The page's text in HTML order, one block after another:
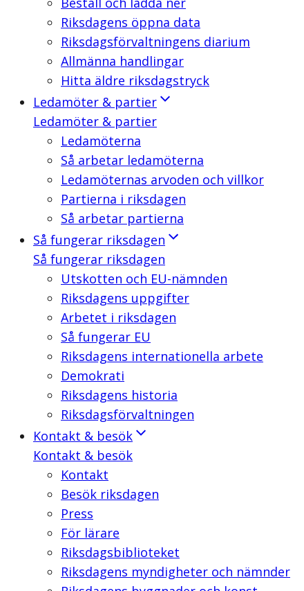
Riksdagens öppna data
Riksdagsförvaltningens diarium
Allmänna handlingar
Hitta äldre riksdagstryck
Ledamöter & partier
Ledamöter & partier
Ledamöterna
Så arbetar ledamöterna
Ledamöternas arvoden och villkor
Partierna i riksdagen
Så arbetar partierna
Så fungerar riksdagen
Så fungerar riksdagen
Utskotten och EU-nämnden
Riksdagens uppgifter
Arbetet i riksdagen
Så fungerar EU
Riksdagens internationella arbete
Demokrati
Riksdagens historia
Riksdagsförvaltningen
Kontakt & besök
Kontakt & besök
Kontakt
Besök riksdagen
Press
För lärare
Riksdagsbiblioteket
Riksdagens myndigheter och nämnder